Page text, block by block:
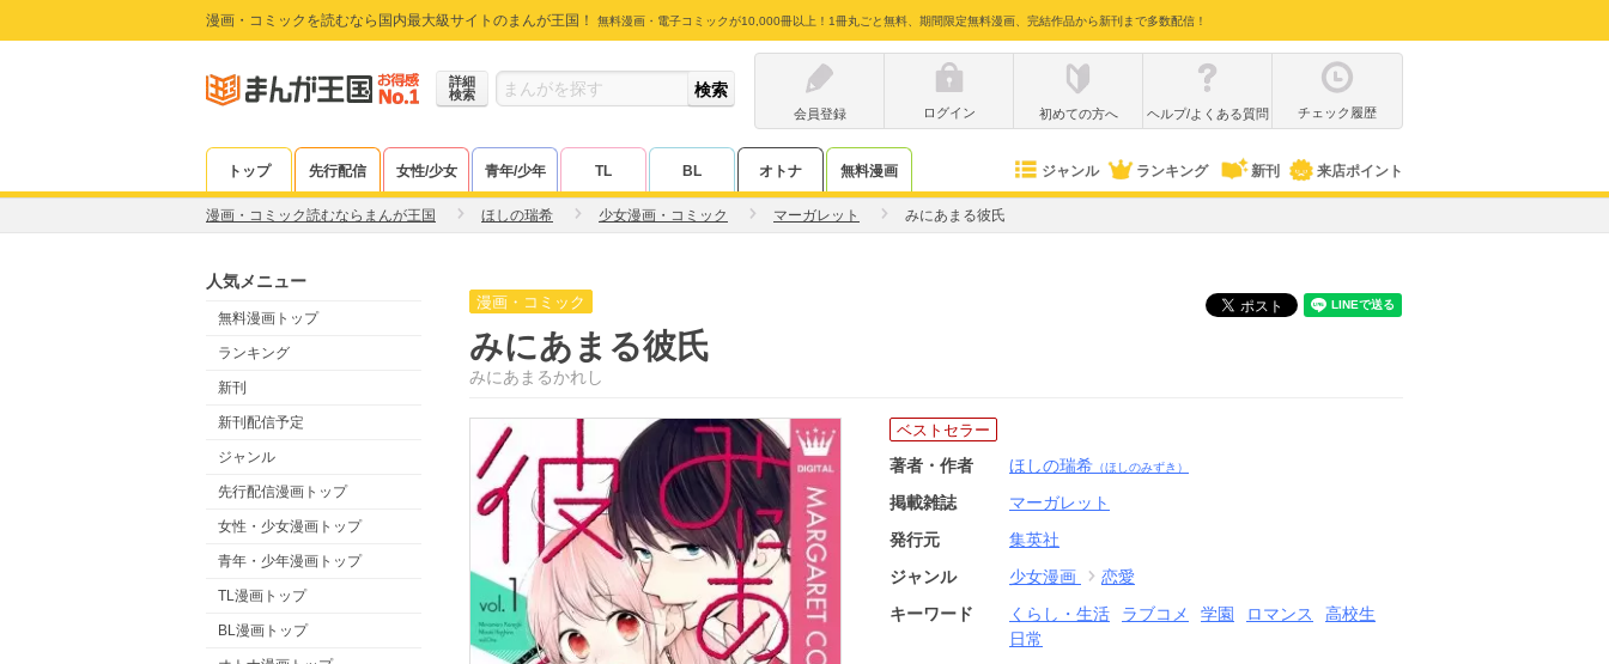
漫画・コミックを読むなら国内最大級サイトのまんが王国！ 無料漫画・電子コミックが10,000冊以上！1冊丸ごと無料、期間限定無料漫画、完結作品から新刊まで多数配信！
詳細
検索
会員登録
ログイン 初めての方へ ヘルプ/よくある質問 チェック履歴
トップ 先行配信 女性/少女 青年/少年 TL BL オトナ 無料漫画 ジャンル ランキング 新刊 来店ポイント
漫画・コミック読むならまんが王国 ほしの瑞希 少女漫画・コミック マーガレット みにあまる彼氏
人気メニュー
無料漫画トップ
ランキング
新刊
新刊配信予定
ジャンル
先行配信漫画トップ
女性・少女漫画トップ
青年・少年漫画トップ
TL漫画トップ
BL漫画トップ
漫画・コミック
みにあまる彼氏
みにあまるかれし
ベストセラー
著者・作者 ほしの瑞希 （ほしのみずき）
掲載雑誌
マーガレット
発行元
集英社
ジャンル
少女漫画
恋愛
キーワード
くらし・生活 ラブコメ 学園 ロマンス
高校生
日常